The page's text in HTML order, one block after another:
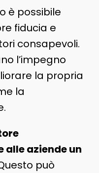
è possibile
fiducia e
consapevoli.
l’impegno
la propria
la
alle aziende un
può